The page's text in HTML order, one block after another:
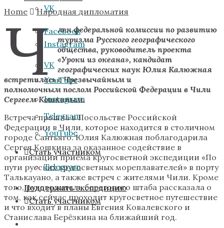
VK
Instagram
YouTube
Telegram
Стать участником
Поддержать экспедицию
Facebook
VK
Instagram
YouTube
Telegram
Стать участником
Home Народная дипломатия
Ч
лен федеральной комиссии по развитию
туризма Русского географического
общества, руководитель проекта
«Уроки из океана», кандидат
географических наук Юлия Калюжная
встретилась с Чрезвычайным и
полномочным послом Российской Федерации в Чили
Сергеем Кошкиным.
Встреча прошла в Посольстве Российской
Федерации в Чили, которое находится в столичном
городе Сантьяго. Юлия Калюжная поблагодарила
Сергея Кошкина за оказанное содействие в
организации приёма кругосветной экспедиции «По
пути русских кругосветных мореплавателей» в порту
Талькауано, а также встреч с жителями Чили. Кроме
того, руководитель берегового штаба рассказала о
том, как сейчас проходит кругосветное путешествие
и что входит в планы Евгения Ковалевского и
Станислава Берёзкина на ближайший год.